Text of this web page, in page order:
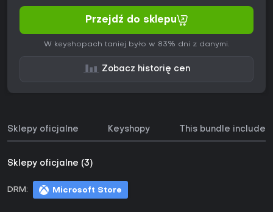
Przejdź do sklepu
W keyshopach taniej było w 83% dni z danymi.
Zobacz historię cen
Sklepy oficjalne Keyshopy This bundle includes
Sklepy oficjalne (3)
DRM: Microsoft Store